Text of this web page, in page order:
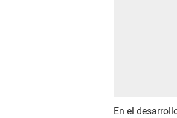
En el